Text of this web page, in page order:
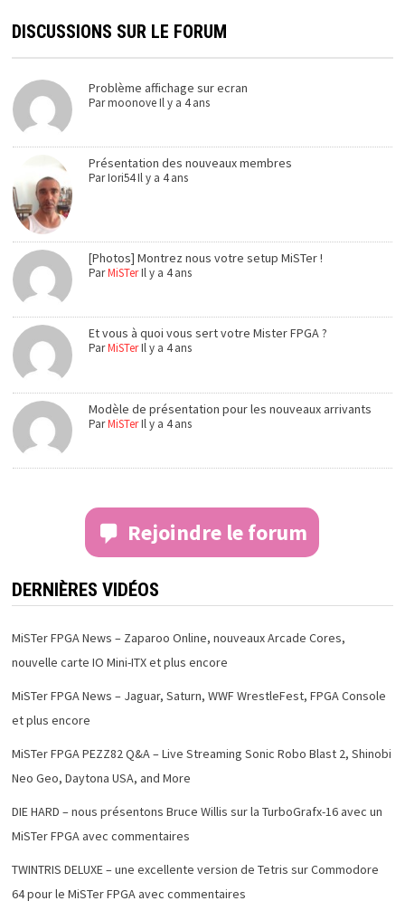
DISCUSSIONS SUR LE FORUM
Problème affichage sur ecran
ParmoonoveIl y a 4 ans
Présentation des nouveaux membres
ParIori54Il y a 4 ans
[Photos] Montrez nous votre setup MiSTer !
ParMiSTerIl y a 4 ans
Et vous à quoi vous sert votre Mister FPGA ?
ParMiSTerIl y a 4 ans
Modèle de présentation pour les nouveaux arrivants
ParMiSTerIl y a 4 ans
Rejoindre le forum
DERNIÈRES VIDÉOS
MiSTer FPGA News – Zaparoo Online, nouveaux Arcade Cores,
nouvelle carte IO Mini-ITX et plus encore
MiSTer FPGA News – Jaguar, Saturn, WWF WrestleFest, FPGA Console
et plus encore
MiSTer FPGA PEZZ82 Q&A – Live Streaming Sonic Robo Blast 2, Shinobi
Neo Geo, Daytona USA, and More
DIE HARD – nous présentons Bruce Willis sur la TurboGrafx-16 avec un
MiSTer FPGA avec commentaires
TWINTRIS DELUXE – une excellente version de Tetris sur Commodore
64 pour le MiSTer FPGA avec commentaires